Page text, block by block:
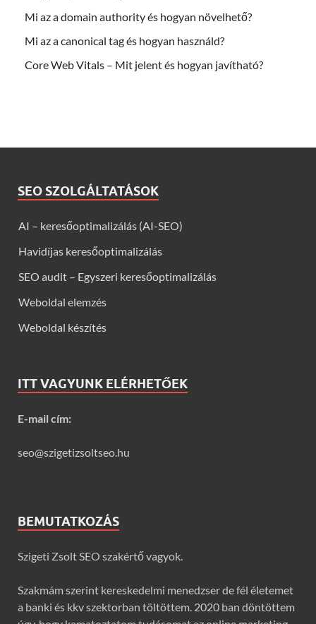
Mi az a domain authority és hogyan növelhető?
Mi az a canonical tag és hogyan használd?
Core Web Vitals – Mit jelent és hogyan javítható?
SEO SZOLGÁLTATÁSOK
AI – keresőoptimalizálás (AI-SEO)
Havidíjas keresőoptimalizálás
SEO audit – Egyszeri keresőoptimalizálás
Weboldal elemzés
Weboldal készítés
ITT VAGYUNK ELÉRHETŐEK
E-mail cím:
seo@szigetizsoltseo.hu
BEMUTATKOZÁS
Szigeti Zsolt SEO szakértő vagyok.
Szakmám szerint kereskedelmi menedzser de fél életemet
a banki és kkv szektorban töltöttem. 2020 ban döntöttem